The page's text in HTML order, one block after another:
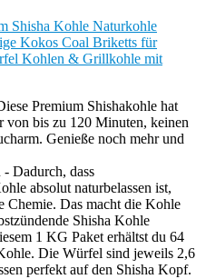
Shisha Kohle Naturkohle
Kokos Coal Briketts für
Kohlen & Grillkohle mit
Premium Shishakohle hat
von bis zu 120 Minuten, keinen
Genieße noch mehr und
Dadurch, dass
absolut naturbelassen ist,
Chemie. Das macht die Kohle
Shisha Kohle
1 KG Paket erhältst du 64
Die Würfel sind jeweils 2,6
perfekt auf den Shisha Kopf.